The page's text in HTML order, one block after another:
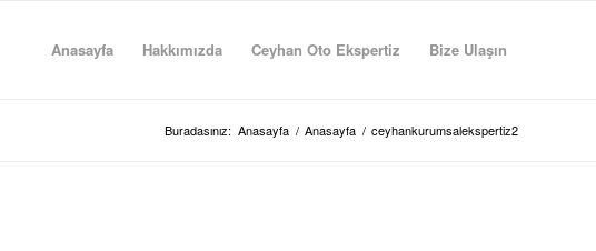
Anasayfa Hakkımızda Ceyhan Oto Ekspertiz Bize Ulaşın
Buradasınız: Anasayfa / Anasayfa / ceyhankurumsalekspertiz2